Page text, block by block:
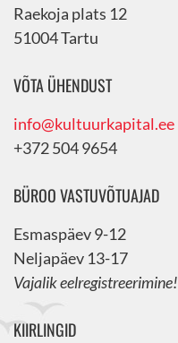
Raekoja plats 12
51004 Tartu
VÕTA ÜHENDUST
info@kultuurkapital.ee
+372 504 9654
BÜROO VASTUVÕTUAJAD
Esmaspäev 9-12
Neljapäev 13-17
Vajalik eelregistreerimine!
KIIRLINGID